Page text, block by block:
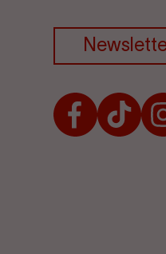
Facebook
TikTok